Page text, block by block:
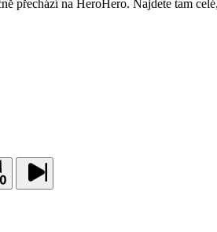
přechází na HeroHero. Najdete tam